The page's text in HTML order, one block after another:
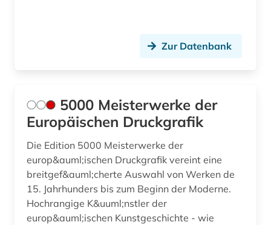
digitalisat (2)
digitalisierung (6)
diplomarbeit (1)
discovery service (1)
dissens (1)
dissertation (3)
Zur Datenbank
5000 Meisterwerke der
Europäischen Druckgrafik
Die Edition 5000 Meisterwerke der
europ&auml;ischen Druckgrafik vereint eine
breitgef&auml;cherte Auswahl von Werken de
15. Jahrhunders bis zum Beginn der Moderne.
Hochrangige K&uuml;nstler der
europ&auml;ischen Kunstgeschichte - wie